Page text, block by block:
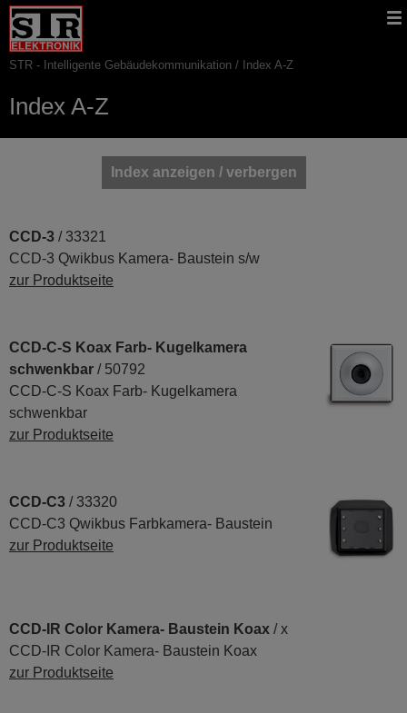
Gehe
direkt
zu:
STR
Website
Hauptnavigation
STR - Intelligente Gebäudekommunikation Index A-Z
Index A-Z
Index anzeigen / verbergen
CCD-3 / 33321
CCD-3 Qwikbus Kamera- Baustein s/w
zur Produktseite
CCD-C-S Koax Farb- Kugelkamera
schwenkbar / 50792
CCD-C-S Koax Farb- Kugelkamera
schwenkbar
zur Produktseite
CCD-C3 / 33320
CCD-C3 Qwikbus Farbkamera- Baustein
zur Produktseite
CCD-IR Color Kamera- Baustein Koax / x
CCD-IR Color Kamera- Baustein Koax
zur Produktseite